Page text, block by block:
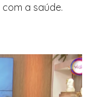
a saúde.